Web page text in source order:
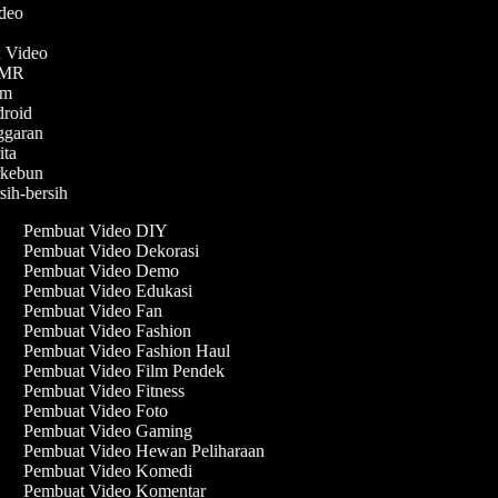
Video
bersih
Pembuat Video DIY
Pembuat Video Dekorasi
Pembuat Video Demo
Pembuat Video Edukasi
Pembuat Video Fan
Pembuat Video Fashion
Pembuat Video Fashion Haul
Pembuat Video Film Pendek
Pembuat Video Fitness
Pembuat Video Foto
Pembuat Video Gaming
Pembuat Video Hewan Peliharaan
Pembuat Video Komedi
Pembuat Video Komentar